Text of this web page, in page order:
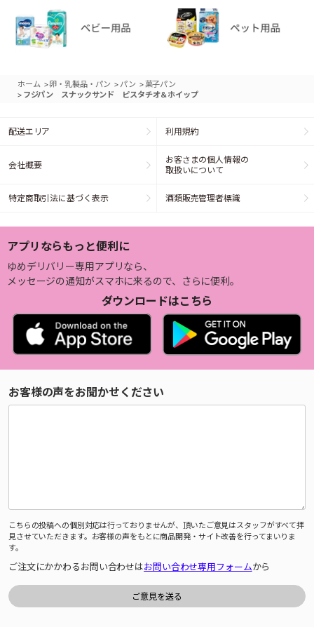
ホーム >卵・乳製品・パン > パン >菓子パン
> フジパン スナックサンド ピスタチオ＆ホイップ
配送エリア 利用規約
会社概要
お客さまの個人情報の
取扱いについて
特定商取引法に基づく表示 酒類販売管理者標識
アプリならもっと便利に
ゆめデリバリー専用アプリなら、
メッセージの通知がスマホに来るので、さらに便利。
ダウンロードはこちら
お客様の声をお聞かせください
こちらの投稿への個別対応は行っておりませんが、頂いたご意見はスタッフがすべて拝
見させていただきます。お客様の声をもとに商品開発・サイト改善を行ってまいりま
す。
ご注文にかかわるお問い合わせはお問い合わせ専用フォームから